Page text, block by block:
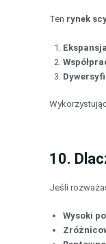
Ten rynek
10.
Jeśli
Wysoki